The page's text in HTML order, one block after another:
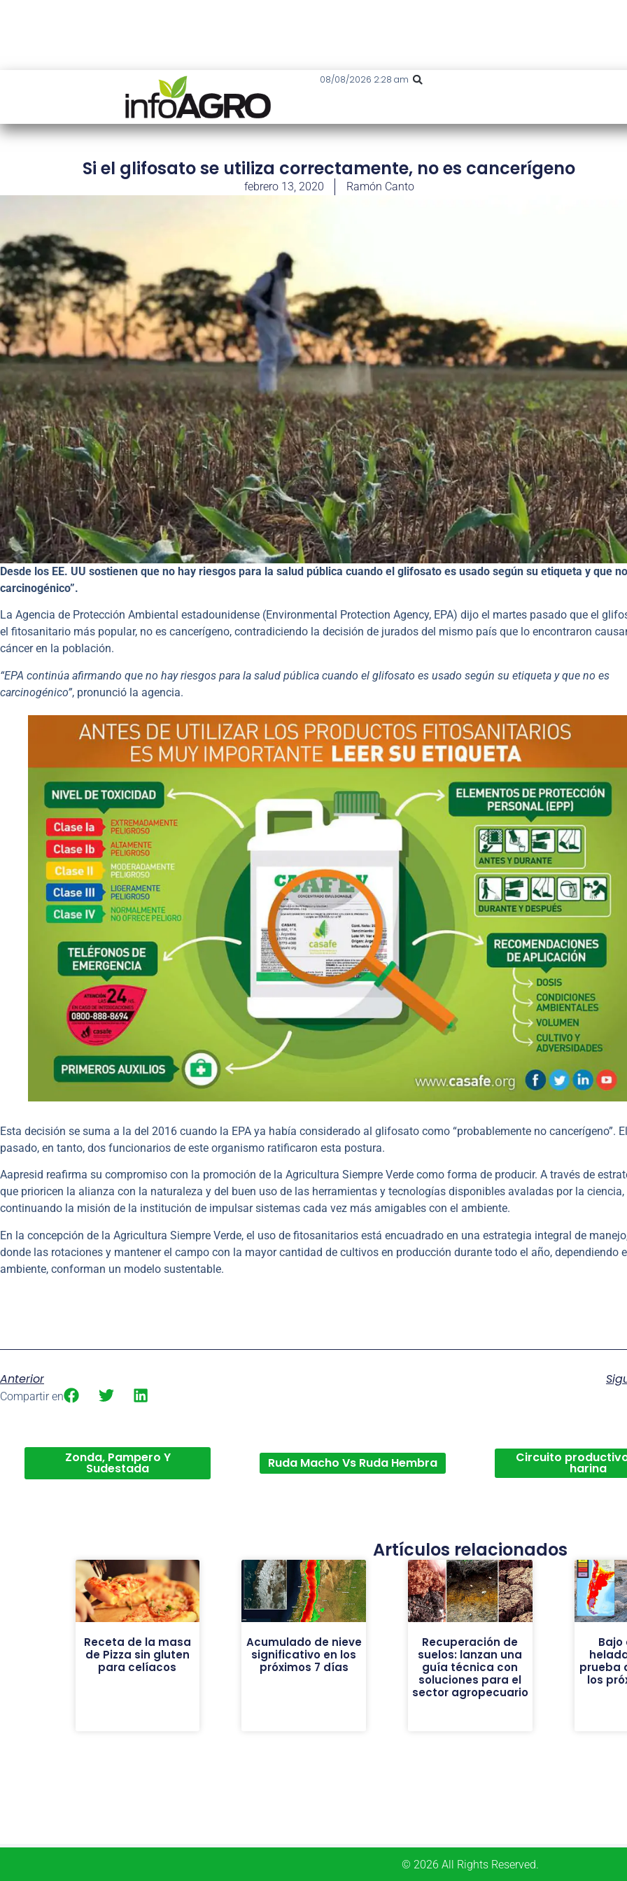
08/08/2026 2:28 am
Si el glifosato se utiliza correctamente, no es cancerígeno
febrero 13, 2020 Ramón Canto
Desde los EE. UU sostienen que no hay riesgos para la salud pública cuando el glifosato es usado según su etiqueta y que
carcinogénico”.
La Agencia de Protección Ambiental estadounidense (Environmental Protection Agency, EPA) dijo el martes pasado que el
el fitosanitario más popular, no es cancerígeno, contradiciendo la decisión de jurados del mismo país que lo encontraron
cáncer en la población.
“EPA continúa afirmando que no hay riesgos para la salud pública cuando el glifosato es usado según su etiqueta y que no es
carcinogénico”, pronunció la agencia.
Esta decisión se suma a la del 2016 cuando la EPA ya había considerado al glifosato como “probablemente no cancerígeno”.
pasado, en tanto, dos funcionarios de este organismo ratificaron esta postura.
Aapresid reafirma su compromiso con la promoción de la Agricultura Siempre Verde como forma de producir. A través de
que prioricen la alianza con la naturaleza y del buen uso de las herramientas y tecnologías disponibles avaladas por la ciencia,
continuando la misión de la institución de impulsar sistemas cada vez más amigables con el ambiente.
En la concepción de la Agricultura Siempre Verde, el uso de fitosanitarios está encuadrado en una estrategia integral de
donde las rotaciones y mantener el campo con la mayor cantidad de cultivos en producción durante todo el año, dependiendo
ambiente, conforman un modelo sustentable.
Anterior
Compartir en
Zonda, Pampero Y
Sudestada Ruda Macho Vs Ruda Hembra Circuito
harina
Artículos relacionados
Receta de la masa
de Pizza sin gluten
para celíacos
Acumulado de nieve
significativo en los
próximos 7 días
Recuperación de
suelos: lanzan una
guía técnica con
soluciones para el
sector agropecuario
Bajo
prueba
los
© 2026 All Rights Reserved.